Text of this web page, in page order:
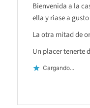
Bienvenida a la
ella y riase a
La otra mitad de
Un placer tenerte
Cargando...